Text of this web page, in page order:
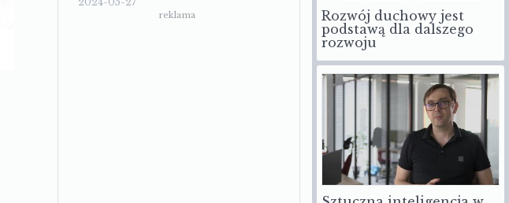
2024-05-27
Rozwój duchowy jest
podstawą dla dalszego
rozwoju